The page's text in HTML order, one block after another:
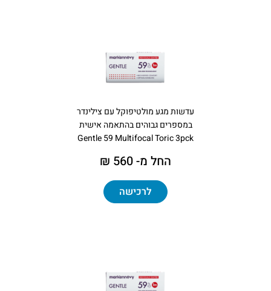
עדשות מגע מולטיפוקל עם צילינדר
במספרים גבוהים בהתאמה אישית
Gentle 59 Multifocal Toric 3pck
החל מ- 560 ₪
לרכישה